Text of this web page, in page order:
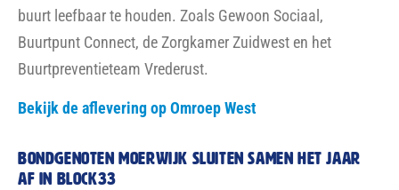
buurt leefbaar te houden. Zoals Gewoon Sociaal,
Buurtpunt Connect, de Zorgkamer Zuidwest en het
Buurtpreventieteam Vrederust.
Bekijk de aflevering op Omroep West
Bondgenoten Moerwijk sluiten samen het jaar
af in block33